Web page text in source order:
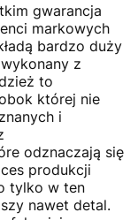
gwarancja
markowych
bardzo duży
z
to
której nie
i
odznaczają się
produkcji
tylko w ten
nawet detal.